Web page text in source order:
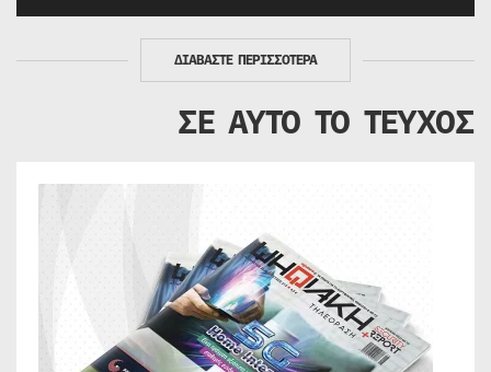
ΔΙΑΒΑΣΤΕ ΠΕΡΙΣΣΟΤΕΡΑ
ΣΕ ΑΥΤΟ ΤΟ ΤΕΥΧΟΣ